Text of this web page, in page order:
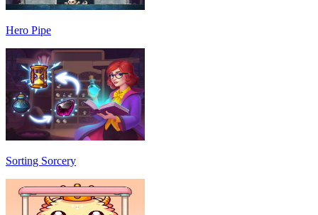
Hero Pipe
Sorting Sorcery